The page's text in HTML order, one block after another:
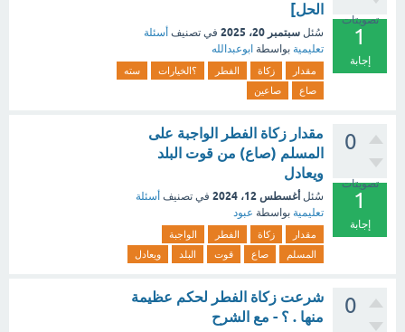
تصويتات
1
إجابة
الحل]
سُئل سبتمبر 20، 2025 في تصنيف أسئلة
تعليمية بواسطة ابوعبدالله
مقدار زكاة الفطر ؟الخيارات
سته
صاع
صاعين
0
تصويتات
1
إجابة
مقدار زكاة الفطر الواجبة على
المسلم (صاع) من قوت البلد
ويعادل
سُئل أغسطس 12، 2024 في تصنيف أسئلة
تعليمية بواسطة عبود
مقدار زكاة الفطر
الواجبة
المسلم
صاع قوت البلد ويعادل
0
شرعت زكاة الفطر لحكم عظيمة
منها . ؟ - مع الشرح